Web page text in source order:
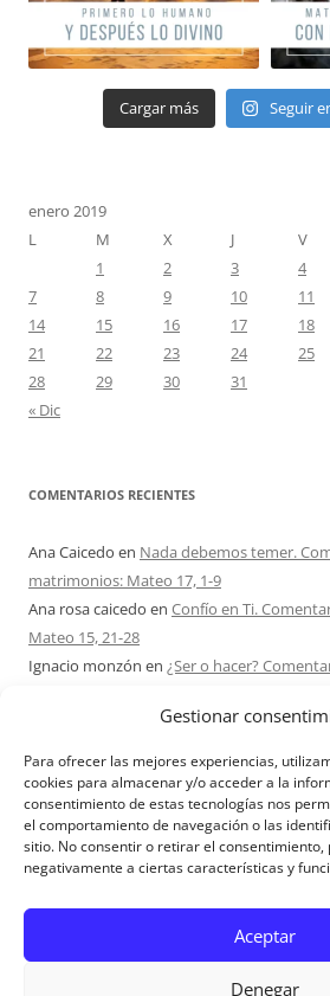
Gestionar
Para ofrecer las mejores experiencias,
cookies para almacenar y/o acceder a la
consentimiento de estas tecnologías nos
el comportamiento de navegación o las
sitio. No consentir o retirar el consentimiento,
negativamente a ciertas características y
Aceptar
Denegar
Cargar más Seguir
enero 2019
L
M X J V
1
2 3 4
7
8 9 10 11
14
15 16 17 18
21
22 23 24 25
28
29 30
31
« Dic
COMENTARIOS RECIENTES
Ana Caicedo en Nada debemos temer.
matrimonios: Mateo 17, 1-9
Ana rosa caicedo en Confío en Ti.
Mateo 15, 21-28
Ignacio monzón en ¿Ser o hacer?
Maria Asuncion Herrero Mendezen¿Ser
Matrimonios: Mateo 15, 1-2. 10-14
Sandra Karina SolomitaenRETIRO
7 – 9 AGOSTO 2026